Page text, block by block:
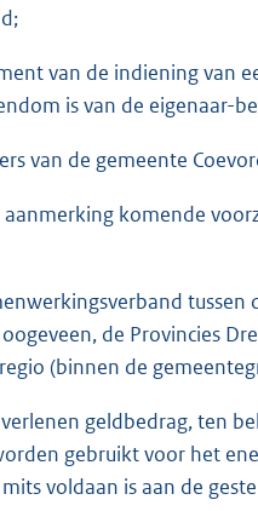
van de indiening van
is van de eigenaar-
van de gemeente
komende
tussen
de Provincies
(binnen de
geldbedrag, ten
gebruikt voor het
voldaan is aan de